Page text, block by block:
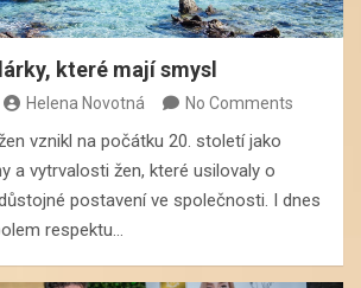
které mají smysl
Helena Novotná No Comments
vznikl na počátku 20. století jako
a vytrvalosti žen, které usilovaly o
postavení ve společnosti. I dnes
respektu…